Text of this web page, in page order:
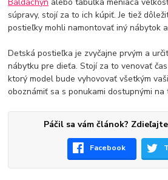
Baldachýn alebo tabuľka meniaca
súpravy, stojí za to ich kúpiť. Je tiež
postieľky mohli namontovať iný nábytok
Detská postieľka je zvyčajne prvým a
nábytku pre dieťa. Stojí za to venovať
ktorý model bude vyhovovať všetkým
oboznámiť sa s ponukami dostupnými na
Páčil sa vám článok?
Facebook